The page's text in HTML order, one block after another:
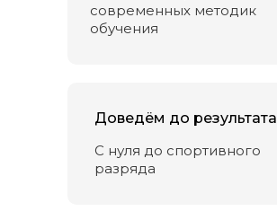
Доведём до результата
С нуля до спортивного
разряда
современных методик
обучения